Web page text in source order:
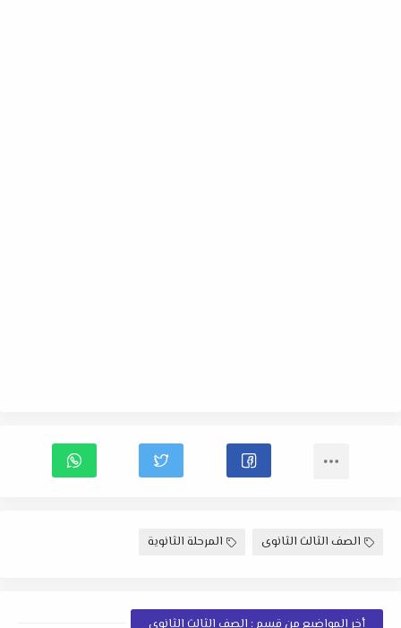
الصف الثالث الثانوى المرحلة الثانوية